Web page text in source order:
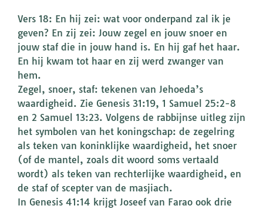
Vers 18: En hij zei: wat voor onderpand zal ik je
geven? En zij zei: Jouw zegel en jouw snoer en
jouw staf die in jouw hand is. En hij gaf het haar.
En hij kwam tot haar en zij werd zwanger van
hem.
Zegel, snoer, staf: tekenen van Jehoeda’s
waardigheid. Zie Genesis 31:19, 1 Samuel 25:2-8
en 2 Samuel 13:23. Volgens de rabbijnse uitleg zijn
het symbolen van het koningschap: de zegelring
als teken van koninklijke waardigheid, het snoer
(of de mantel, zoals dit woord soms vertaald
wordt) als teken van rechterlijke waardigheid, en
de staf of scepter van de masjiach.
In Genesis 41:14 krijgt Joseef van Farao ook drie